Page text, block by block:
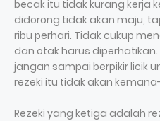
becak itu tidak kurang kerja
didorong tidak akan maju,
ribu perhari. Tidak cukup
dan otak harus
jangan sampai berpikir licik
rezeki itu tidak akan
Rezeki yang ketiga adalah